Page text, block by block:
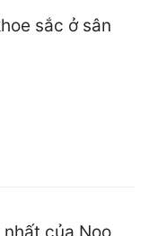
sắc ở sân
của Noo